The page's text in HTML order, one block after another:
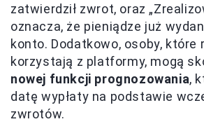
zatwierdził zwrot, oraz
oznacza, że pieniądze już
konto. Dodatkowo, osoby, które
korzystają z platformy, mogą
nowej funkcji prognozowania,
datę wypłaty na podstawie
zwrotów.